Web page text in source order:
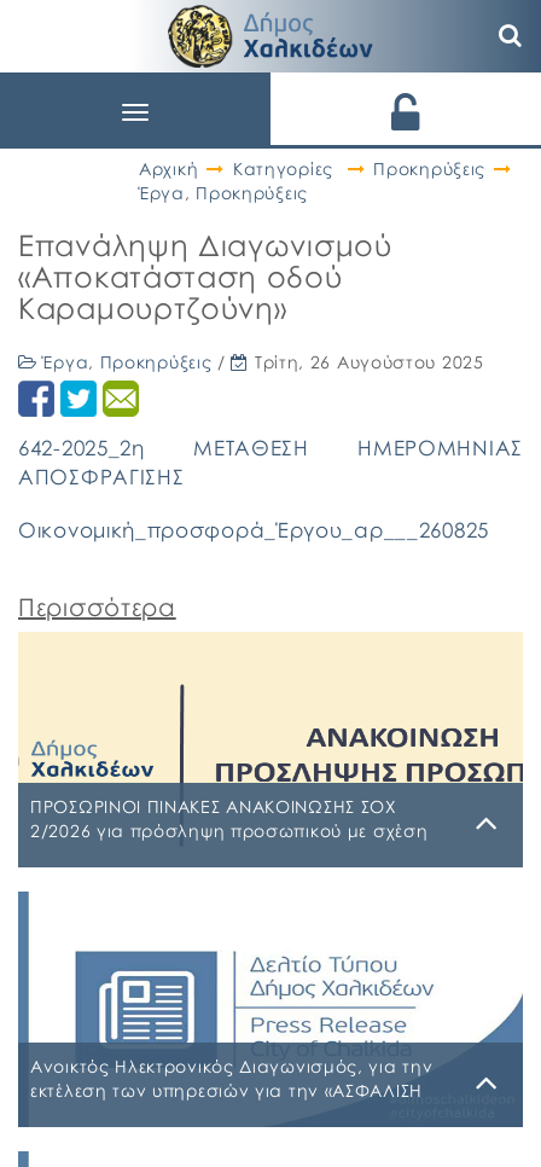
Toggle
Αρχική
Κατηγορίες
Προκηρύξεις
Έργα , Προκηρύξεις
Επανάληψη Διαγωνισμού
«Αποκατάσταση οδού
Καραμουρτζούνη»
Έργα, Προκηρύξεις / Τρίτη, 26 Αυγούστου 2025
642-2025_2η ΜΕΤΑΘΕΣΗ ΗΜΕΡΟΜΗΝΙΑΣ
ΑΠΟΣΦΡΑΓΙΣΗΣ
Οικονομική_προσφορά_Έργου_αρ___260825
Περισσότερα
ΠΡΟΣΩΡΙΝΟΙ ΠΙΝΑΚΕΣ ΑΝΑΚΟΙΝΩΣΗΣ ΣΟΧ
2/2026 για πρόσληψη προσωπικού με σχέση
ΠΙΝΑΚΑΣ ΚΑΤΑΤΑΞΗΣ ΣΥΜΜΕΤΕΧΟΝΤΩΝ 1 ΡΗΒΖΩΗΑ-
Ρ5Τ-1 ΠΡΟΣΩΡΙΝΟΣ ΠΙΝΑΚΑΣ ΜΕΡΙΚΗΣ ΑΠΑΣΧΟΛΗΣΗΣ
ΨΔΑΚΩΗΑ-ΑΟ3 ΠΡΟΣΩΡΙΝΟΣ ΠΙΝΑΚΑΣ ΠΛΗΡΟΥΣ
ΑΠΑΣΧΟΛΗΣΗΣ ΨΦΑ4ΩΗΑ-ΦΣΒ ΠΡΟΣΩΡΙΝΟΣ ΠΙΝΑΚΑΣ
ΣΥΜΜΕΤΕΧΟΝΤΩΝ 6ΖΛΚΩΗΑ-ΠΩΗ
Ανοικτός Ηλεκτρονικός Διαγωνισμός, για την
εκτέλεση των υπηρεσιών για την «ΑΣΦΑΛΙΣΗ